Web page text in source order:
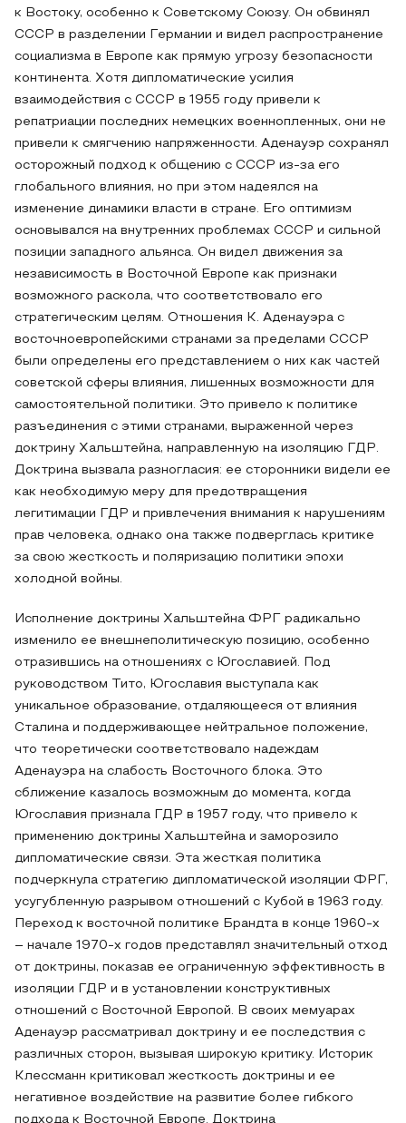
к Востоку, особенно к Советскому Союзу. Он обвинял
СССР в разделении Германии и видел распространение
социализма в Европе как прямую угрозу безопасности
континента. Хотя дипломатические усилия
взаимодействия с СССР в 1955 году привели к
репатриации последних немецких военнопленных, они не
привели к смягчению напряженности. Аденауэр сохранял
осторожный подход к общению с СССР из-за его
глобального влияния, но при этом надеялся на
изменение динамики власти в стране. Его оптимизм
основывался на внутренних проблемах СССР и сильной
позиции западного альянса. Он видел движения за
независимость в Восточной Европе как признаки
возможного раскола, что соответствовало его
стратегическим целям. Отношения К. Аденауэра с
восточноевропейскими странами за пределами СССР
были определены его представлением о них как частей
советской сферы влияния, лишенных возможности для
самостоятельной политики. Это привело к политике
разъединения с этими странами, выраженной через
доктрину Хальштейна, направленную на изоляцию ГДР.
Доктрина вызвала разногласия: ее сторонники видели ее
как необходимую меру для предотвращения
легитимации ГДР и привлечения внимания к нарушениям
прав человека, однако она также подверглась критике
за свою жесткость и поляризацию политики эпохи
холодной войны.
Исполнение доктрины Хальштейна ФРГ радикально
изменило ее внешнеполитическую позицию, особенно
отразившись на отношениях с Югославией. Под
руководством Тито, Югославия выступала как
уникальное образование, отдаляющееся от влияния
Сталина и поддерживающее нейтральное положение,
что теоретически соответствовало надеждам
Аденауэра на слабость Восточного блока. Это
сближение казалось возможным до момента, когда
Югославия признала ГДР в 1957 году, что привело к
применению доктрины Хальштейна и заморозило
дипломатические связи. Эта жесткая политика
подчеркнула стратегию дипломатической изоляции ФРГ,
усугубленную разрывом отношений с Кубой в 1963 году.
Переход к восточной политике Брандта в конце 1960-х
– начале 1970-х годов представлял значительный отход
от доктрины, показав ее ограниченную эффективность в
изоляции ГДР и в установлении конструктивных
отношений с Восточной Европой. В своих мемуарах
Аденауэр рассматривал доктрину и ее последствия с
различных сторон, вызывая широкую критику. Историк
Клессманн критиковал жесткость доктрины и ее
негативное воздействие на развитие более гибкого
подхода к Восточной Европе. Доктрина